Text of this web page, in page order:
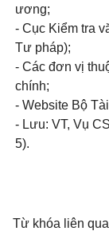
ương;
- Cục Kiểm tra
Tư pháp);
- Các đơn vị
chính;
- Website Bộ
- Lưu: VT, Vụ
5).
Từ khóa liên